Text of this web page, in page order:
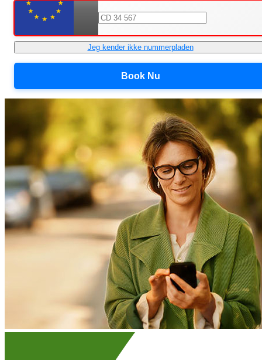
Jeg kender ikke nummerpladen
Book Nu